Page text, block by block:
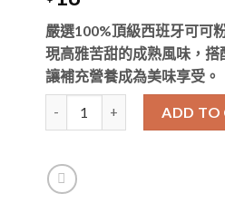
嚴選100%頂級西班牙可可
現高雅苦甜的成熟風味，搭
讓補充營養成為美味享受。
ADD TO